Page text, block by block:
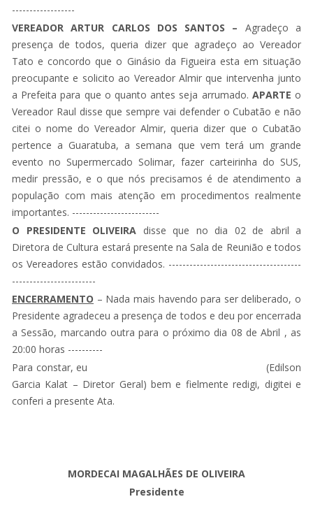
------------------
VEREADOR ARTUR CARLOS DOS SANTOS – Agradeço a
presença de todos, queria dizer que agradeço ao Vereador
Tato e concordo que o Ginásio da Figueira esta em situação
preocupante e solicito ao Vereador Almir que intervenha junto
a Prefeita para que o quanto antes seja arrumado. APARTE o
Vereador Raul disse que sempre vai defender o Cubatão e não
citei o nome do Vereador Almir, queria dizer que o Cubatão
pertence a Guaratuba, a semana que vem terá um grande
evento no Supermercado Solimar, fazer carteirinha do SUS,
medir pressão, e o que nós precisamos é de atendimento a
população com mais atenção em procedimentos realmente
importantes. -------------------------
O PRESIDENTE OLIVEIRA disse que no dia 02 de abril a
Diretora de Cultura estará presente na Sala de Reunião e todos
os Vereadores estão convidados. --------------------------------------
------------------------
ENCERRAMENTO – Nada mais havendo para ser deliberado, o
Presidente agradeceu a presença de todos e deu por encerrada
a Sessão, marcando outra para o próximo dia 08 de Abril , as
20:00 horas ----------
Para constar, eu (Edilson
Garcia Kalat – Diretor Geral) bem e fielmente redigi, digitei e
conferi a presente Ata.
MORDECAI MAGALHÃES DE OLIVEIRA
Presidente